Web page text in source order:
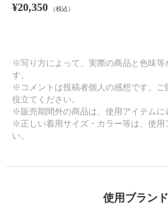
¥20,350 （税込）
※写り方によって、実際の商品と色味等
す。
※コメントは投稿者個人の感想です。ご
役立てください。
※販売期間外の商品は、使用アイテムに
※正しい着用サイズ・カラー等は、使用
い。
使用ブランド